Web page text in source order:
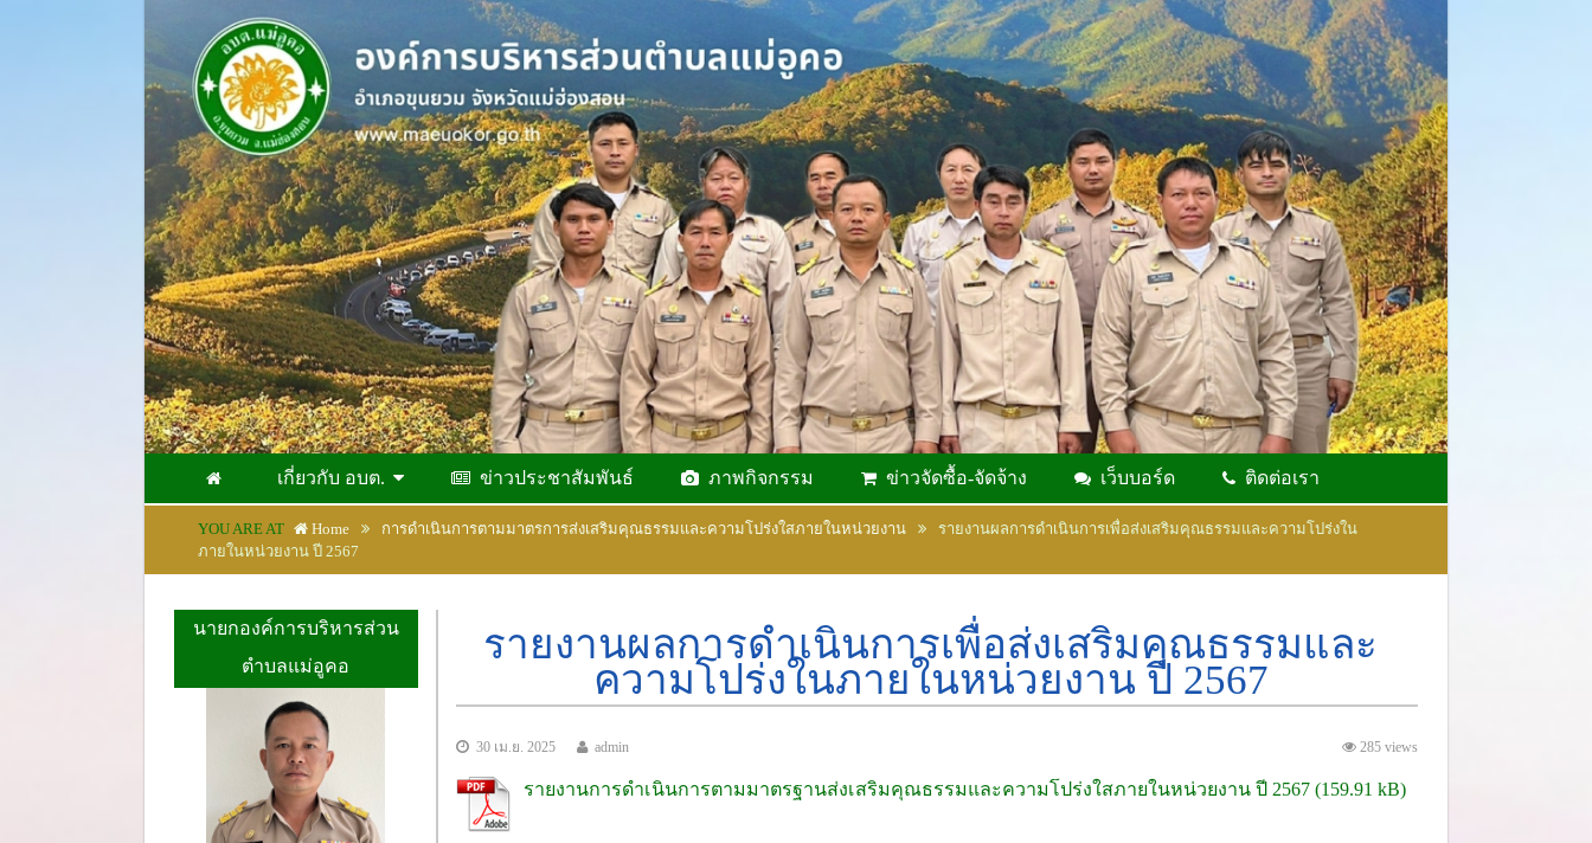
เกี่ยวกับ อบต. ข่าวประชาสัมพันธ์ ภาพกิจกรรม ข่าวจัดซื้อ-จัดจ้าง เว็บบอร์ด ติดต่อเรา
YOU ARE AT Home การดำเนินการตามมาตรการส่งเสริมคุณธรรมและความโปร่งใสภายในหน่วยงาน
รายงานผลการดำเนินการเพื่อส่งเสริมคุณธรรมและความโปร่งใน
ภายในหน่วยงาน ปี 2567
นายกองค์การบริหารส่วน
ตำบลแม่อูคอ
รายงานผลการดำเนินการเพื่อส่งเสริมคุณธรรมและ
ความโปร่งในภายในหน่วยงาน ปี 2567
30 เม.ย. 2025 285 views
admin
รายงานการดำเนินการตามมาตรฐานส่งเสริมคุณธรรมและความโปร่งใสภายในหน่วยงาน ปี 2567